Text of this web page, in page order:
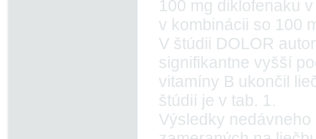
100 mg diklofenaku
v kombinácii so 100
V štúdii DOLOR
signifikantne vyšší
vitamíny B ukončil
štúdií je v tab. 1.
Výsledky